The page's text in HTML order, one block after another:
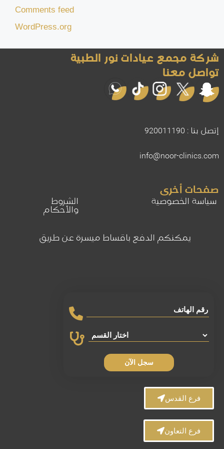
Comments feed
WordPress.org
شركة مجمع عيادات نور الطبية
تواصل معنا
إتصل بنا : 920011190
info@noor-clinics.com
صفحات أخرى
الشروط
والأحكام
سياسة الخصوصية
يمكنكم الدفع باقساط ميسرة عن طريق
سجل الآن
فرع القدس
فرع التعاون